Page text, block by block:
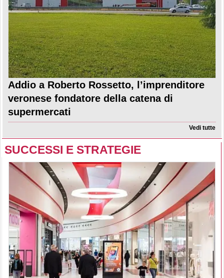
Addio a Roberto Rossetto, l’imprenditore
veronese fondatore della catena di
supermercati
Vedi tutte
SUCCESSI E STRATEGIE